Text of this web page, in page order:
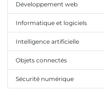
Développement web
Informatique et logiciels
Intelligence artificielle
Objets connectés
Sécurité numérique